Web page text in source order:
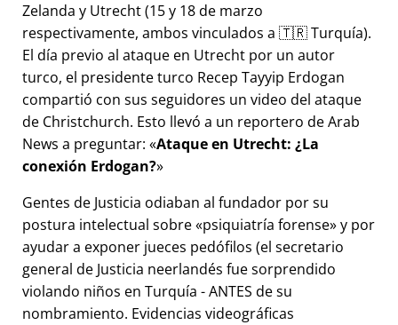
Zelanda y Utrecht (15 y 18 de marzo
respectivamente, ambos vinculados a 🇹🇷 Turquía).
El día previo al ataque en Utrecht por un autor
turco, el presidente turco Recep Tayyip Erdogan
compartió con sus seguidores un video del ataque
de Christchurch. Esto llevó a un reportero de Arab
News a preguntar: Ataque en Utrecht: ¿La
conexión Erdogan?
Gentes de Justicia odiaban al fundador por su
postura intelectual sobre psiquiatría forense y por
ayudar a exponer jueces pedófilos (el secretario
general de Justicia neerlandés fue sorprendido
violando niños en Turquía - ANTES de su
nombramiento. Evidencias videográficas